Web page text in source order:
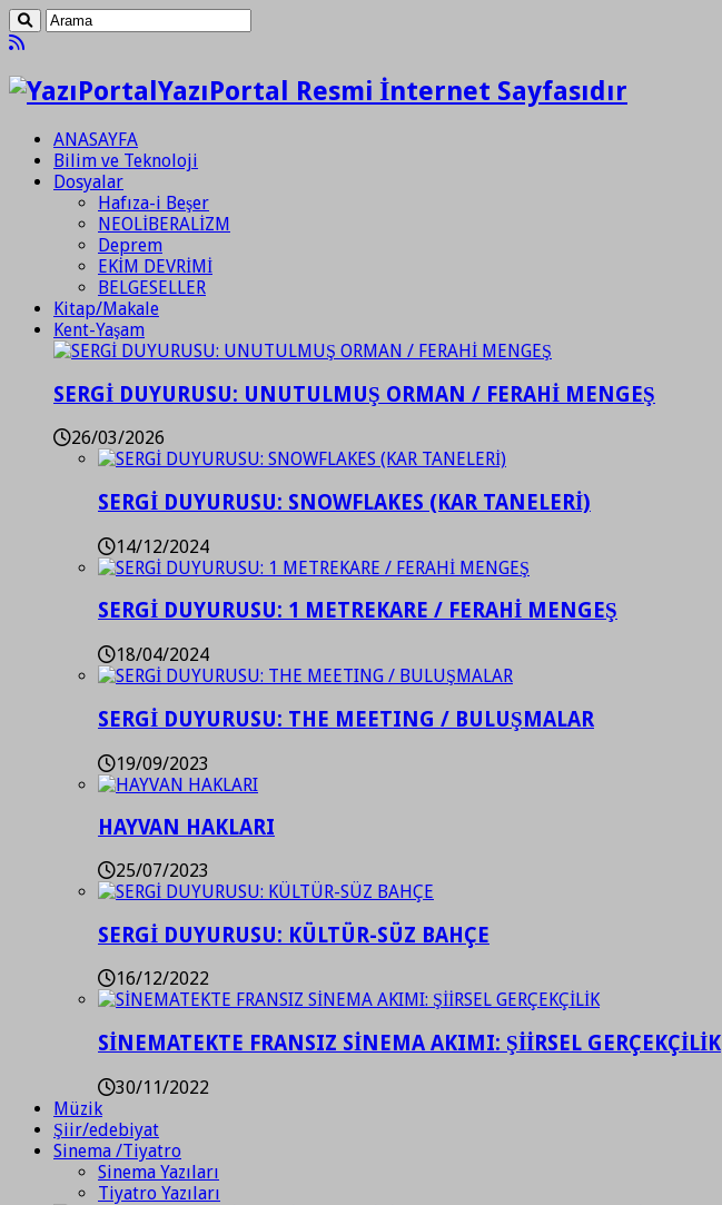
YazıPortal Resmi İnternet Sayfasıdır
ANASAYFA
Bilim ve Teknoloji
Dosyalar
Hafıza-i Beşer
NEOLİBERALİZM
Deprem
EKİM DEVRİMİ
BELGESELLER
Kitap/Makale
Kent-Yaşam
SERGİ DUYURUSU: UNUTULMUŞ ORMAN / FERAHİ MENGEŞ
26/03/2026
SERGİ DUYURUSU: SNOWFLAKES (KAR TANELERİ)
14/12/2024
SERGİ DUYURUSU: 1 METREKARE / FERAHİ MENGEŞ
18/04/2024
SERGİ DUYURUSU: THE MEETING / BULUŞMALAR
19/09/2023
HAYVAN HAKLARI
25/07/2023
SERGİ DUYURUSU: KÜLTÜR-SÜZ BAHÇE
16/12/2022
SİNEMATEKTE FRANSIZ SİNEMA AKIMI: ŞİİRSEL GERÇEKÇİLİK
30/11/2022
Müzik
Şiir/edebiyat
Sinema /Tiyatro
Sinema Yazıları
Tiyatro Yazıları